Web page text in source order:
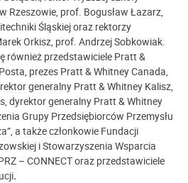
Rzeszowie, prof. Bogusław Łazarz,
Śląskiej oraz rektorzy
Orkisz, prof. Andrzej Sobkowiak.
również przedstawiciele Pratt &
prezes Pratt & Whitney Canada,
generalny Pratt & Whitney Kalisz,
dyrektor generalny Pratt & Whitney
Grupy Przedsiębiorców Przemysłu
a także członkowie Fundacji
i Stowarzyszenia Wsparcia
– CONNECT oraz przedstawiciele
.